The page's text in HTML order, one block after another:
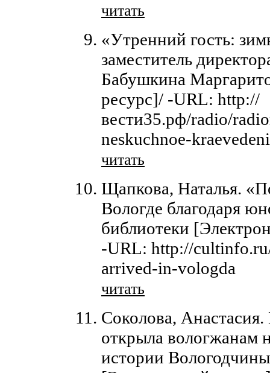
читать
«Утренний гость:
заместитель
Бабушкина
ресурс]/ -URL: http://
вести35.рф/radio/
neskuchnoe-
читать
Щапкова, Наталья.
Вологде благодаря
библиотеки
-URL: http://
arrived-in-vologda
читать
Соколова, Анастасия.
открыла вологжанам
истории